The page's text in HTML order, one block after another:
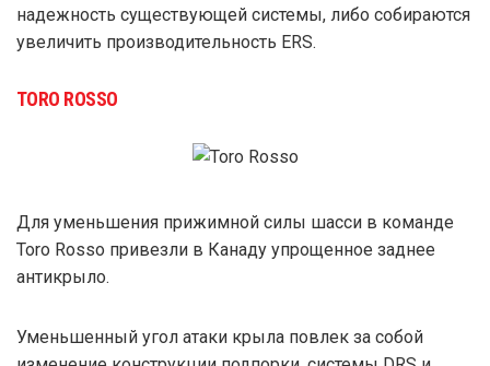
надежность существующей системы, либо собираются
увеличить производительность ERS.
TORO ROSSO
Для уменьшения прижимной силы шасси в команде
Toro Rosso привезли в Канаду упрощенное заднее
антикрыло.
Уменьшенный угол атаки крыла повлек за собой